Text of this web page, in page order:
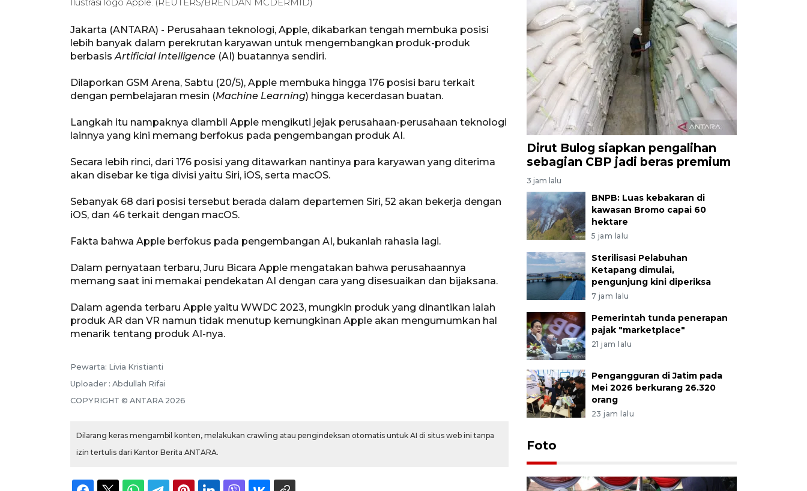
Ilustrasi logo Apple. (REUTERS/BRENDAN MCDERMID)
Jakarta (ANTARA) - Perusahaan teknologi, Apple, dikabarkan tengah membuka posisi
lebih banyak dalam perekrutan karyawan untuk mengembangkan produk-produk
berbasis Artificial Intelligence (AI) buatannya sendiri.
Dilaporkan GSM Arena, Sabtu (20/5), Apple membuka hingga 176 posisi baru terkait
dengan pembelajaran mesin (Machine Learning) hingga kecerdasan buatan.
Langkah itu nampaknya diambil Apple mengikuti jejak perusahaan-perusahaan teknologi
lainnya yang kini memang berfokus pada pengembangan produk AI.
Secara lebih rinci, dari 176 posisi yang ditawarkan nantinya para karyawan yang diterima
akan disebar ke tiga divisi yaitu Siri, iOS, serta macOS.
Sebanyak 68 dari posisi tersebut berada dalam departemen Siri, 52 akan bekerja dengan
iOS, dan 46 terkait dengan macOS.
Fakta bahwa Apple berfokus pada pengembangan AI, bukanlah rahasia lagi.
Dalam pernyataan terbaru, Juru Bicara Apple mengatakan bahwa perusahaannya
memang saat ini memakai pendekatan AI dengan cara yang disesuaikan dan bijaksana.
Dalam agenda terbaru Apple yaitu WWDC 2023, mungkin produk yang dinantikan ialah
produk AR dan VR namun tidak menutup kemungkinan Apple akan mengumumkan hal
menarik tentang produk AI-nya.
Pewarta: Livia Kristianti
Uploader : Abdullah Rifai
COPYRIGHT © ANTARA 2026
Dilarang keras mengambil konten, melakukan crawling atau pengindeksan otomatis untuk AI di situs web ini tanpa
izin tertulis dari Kantor Berita ANTARA.
Dirut Bulog siapkan pengalihan
sebagian CBP jadi beras premium
3 jam lalu
BNPB: Luas kebakaran di
kawasan Bromo capai 60
hektare
5 jam lalu
Sterilisasi Pelabuhan
Ketapang dimulai,
pengunjung kini diperiksa
7 jam lalu
Pemerintah tunda penerapan
pajak "marketplace"
21 jam lalu
Pengangguran di Jatim pada
Mei 2026 berkurang 26.320
orang
23 jam lalu
Foto